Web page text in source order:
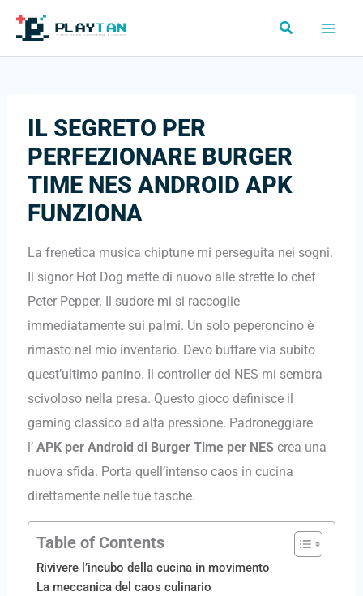
contenuto
Cerca
IL SEGRETO PER
PERFEZIONARE BURGER
TIME NES ANDROID APK
FUNZIONA
La frenetica musica chiptune mi perseguita nei sogni.
Il signor Hot Dog mette di nuovo alle strette lo chef
Peter Pepper. Il sudore mi si raccoglie
immediatamente sui palmi. Un solo peperoncino è
rimasto nel mio inventario. Devo buttare via subito
quest’ultimo panino. Il controller del NES mi sembra
scivoloso nella presa. Questo gioco definisce il
gaming classico ad alta pressione. Padroneggiare
l’ APK per Android di Burger Time per NEScrea una
nuova sfida. Porta quell’intenso caos in cucina
direttamente nelle tue tasche.
Table of Contents
Rivivere l’incubo della cucina in movimento
La meccanica del caos culinario